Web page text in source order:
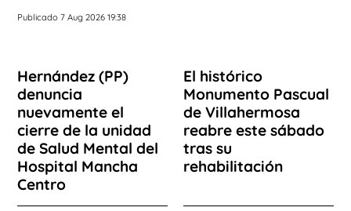
Publicado 7 Aug 2026 19:38
Hernández (PP)
denuncia
nuevamente el
cierre de la unidad
de Salud Mental del
Hospital Mancha
Centro
El histórico
Monumento Pascual
de Villahermosa
reabre este sábado
tras su
rehabilitación